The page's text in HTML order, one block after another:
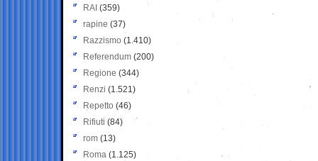
RAI (359)
rapine (37)
Razzismo (1.410)
Referendum (200)
Regione (344)
Renzi (1.521)
Repetto (46)
Rifiuti (84)
rom (13)
Roma (1.125)